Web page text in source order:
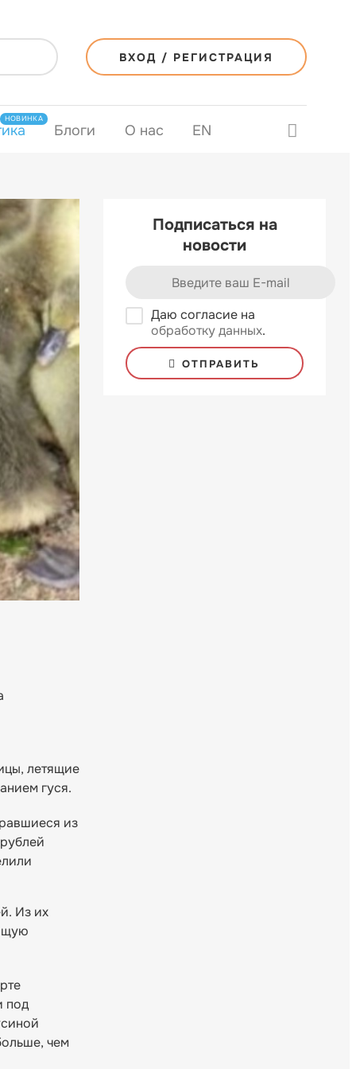
ВХОД / РЕГИСТРАЦИЯ
НОВИНКА
Блоги О нас EN
летящие
гуся.
из
Из их
под
чем
Подписаться на
новости
Даю согласие на
обработку данных.
ОТПРАВИТЬ